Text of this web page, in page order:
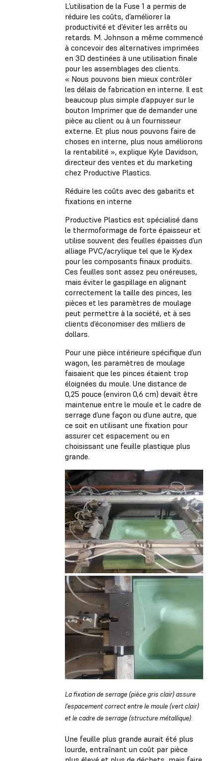
L’utilisation de la Fuse 1 a permis de
réduire les coûts, d’améliorer la
productivité et d’éviter les arrêts ou
retards. M. Johnson a même commencé
à concevoir des alternatives imprimées
en 3D destinées à une utilisation finale
pour les assemblages des clients.
« Nous pouvons bien mieux contrôler
les délais de fabrication en interne. Il est
beaucoup plus simple d’appuyer sur le
bouton Imprimer que de demander une
pièce au client ou à un fournisseur
externe. Et plus nous pouvons faire de
choses en interne, plus nous améliorons
la rentabilité », explique Kyle Davidson,
directeur des ventes et du marketing
chez Productive Plastics.
Réduire les coûts avec des gabarits et
fixations en interne
Productive Plastics est spécialisé dans
le thermoformage de forte épaisseur et
utilise souvent des feuilles épaisses d’un
alliage PVC/acrylique tel que le Kydex
pour les composants finaux produits.
Ces feuilles sont assez peu onéreuses,
mais éviter le gaspillage en alignant
correctement la taille des pinces, les
pièces et les paramètres de moulage
peut permettre à la société, et à ses
clients d’économiser des milliers de
dollars.
Pour une pièce intérieure spécifique d’un
wagon, les paramètres de moulage
faisaient que les pinces étaient trop
éloignées du moule. Une distance de
0,25 pouce (environ 0,6 cm) devait être
maintenue entre le moule et le cadre de
serrage d’une façon ou d’une autre, que
ce soit en utilisant une fixation pour
assurer cet espacement ou en
choisissant une feuille plastique plus
grande.
La fixation de serrage (pièce gris clair) assure
l’espacement correct entre le moule (vert clair)
et le cadre de serrage (structure métallique).
Une feuille plus grande aurait été plus
lourde, entraînant un coût par pièce